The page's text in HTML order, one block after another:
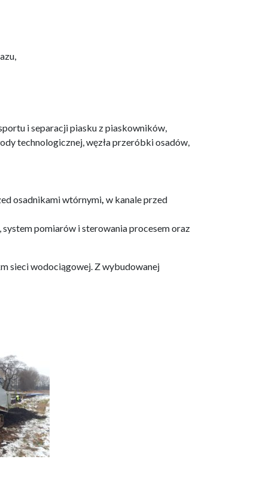
i separacji piasku z piaskowników,
technologicznej, węzła przeróbki osadów,
osadnikami wtórnymi, w kanale przed
pomiarów i sterowania procesem oraz
sieci wodociągowej. Z wybudowanej